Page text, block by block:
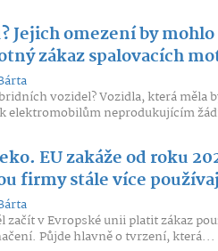
Jejich omezení by
zákaz spalovacích
vozidel? Vozidla, která měla
elektromobilům neprodukujícím
EU zakáže od roku
firmy stále více
začít v Evropské unii platit zákaz
Půjde hlavně o tvrzení, která...